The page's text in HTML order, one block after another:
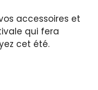
accessoires et
qui fera
cet été.